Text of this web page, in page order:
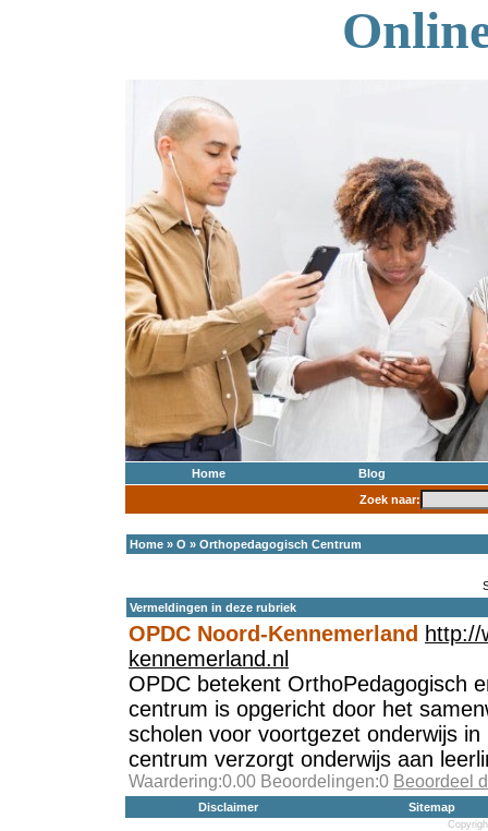
Home
Blog
Zoek naar:
Home » O » Orthopedagogisch Centrum
Vermeldingen in deze rubriek
OPDC Noord-Kennemerland http://
kennemerland.nl
OPDC betekent OrthoPedagogisch
centrum is opgericht door het
scholen voor voortgezet onderwijs
centrum verzorgt onderwijs aan
Waardering:0.00 Beoordelingen:0 Beoordeel
Disclaimer Sitemap